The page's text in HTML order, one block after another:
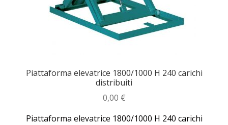
Piattaforma elevatrice 1800/1000 H 240 carichi
distribuiti
0,00 €
Piattaforma elevatrice 1800/1000 H 240 carichi